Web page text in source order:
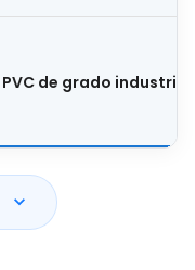
PVC de grado industrial